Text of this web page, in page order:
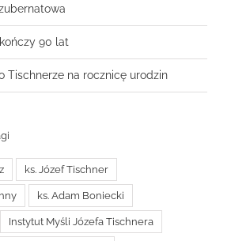
90 lat
Tischnerze na rocznicę urodzin
ks. Józef Tischner
ks. Adam Boniecki
Instytut Myśli Józefa Tischnera